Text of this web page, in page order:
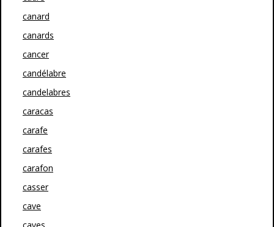
canard
canards
cancer
candélabre
candelabres
caracas
carafe
carafes
carafon
casser
cave